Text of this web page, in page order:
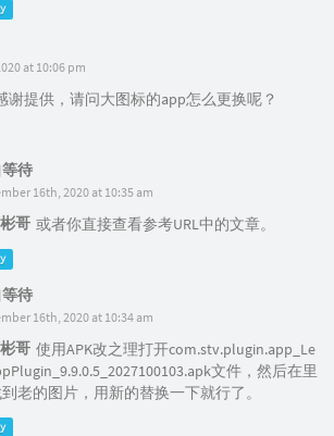
at 10:06 pm
谢提供，请问大图标的app怎么更换呢？
待
16th, 2020 at 10:35 am
哥 或者你直接查看参考URL中的文章。
待
16th, 2020 at 10:34 am
哥 使用APK改之理打开com.stv.plugin.app_Le
文件，然后在里
老的图片，用新的替换一下就行了。